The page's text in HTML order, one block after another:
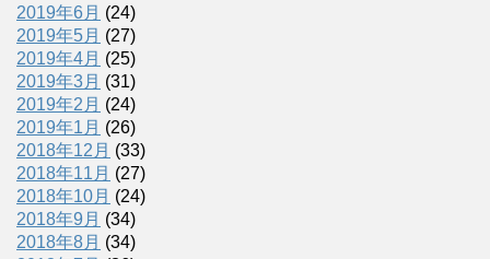
2019年6月 (24)
2019年5月 (27)
2019年4月 (25)
2019年3月 (31)
2019年2月 (24)
2019年1月 (26)
2018年12月 (33)
2018年11月 (27)
2018年10月 (24)
2018年9月 (34)
2018年8月 (34)